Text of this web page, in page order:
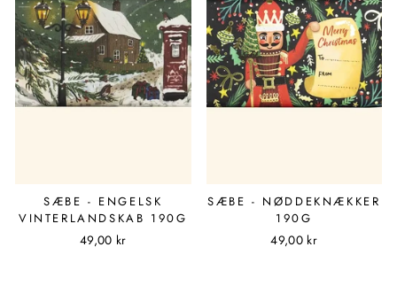
SÆBE - ENGELSK
VINTERLANDSKAB 190G
49,00 kr
SÆBE - NØDDEKNÆKKER
190G
49,00 kr